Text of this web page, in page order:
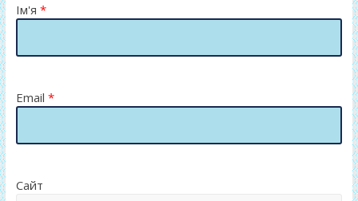
Ім'я *
Email *
Сайт